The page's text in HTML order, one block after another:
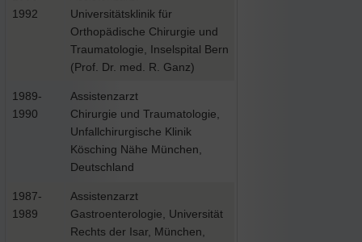
1992
Universitätsklinik für
Orthopädische Chirurgie und
Traumatologie, Inselspital Bern
(Prof. Dr. med. R. Ganz)
1989-
1990
Assistenzarzt
Chirurgie und Traumatologie,
Unfallchirurgische Klinik
Kösching Nähe München,
Deutschland
1987-
1989
Assistenzarzt
Gastroenterologie, Universität
Rechts der Isar, München,